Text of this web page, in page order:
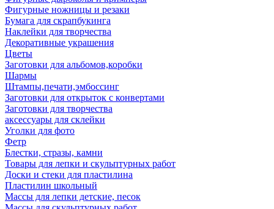
Фигурные ножницы и резаки
Бумага для скрапбукинга
Наклейки для творчества
Декоративные украшения
Цветы
Заготовки для альбомов,коробки
Шармы
Штампы,печати,эмбоссинг
Заготовки для открыток с конвертами
Заготовки для творчества
аксессуары для склейки
Уголки для фото
Фетр
Блестки, стразы, камни
Товары для лепки и скульптурных работ
Доски и стеки для пластилина
Пластилин школьный
Массы для лепки детские, песок